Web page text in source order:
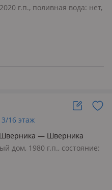
г.п., поливная вода: нет,
в тихом и живописном
находится лес, пруд
3/16 этаж
— Шверника
дом, 1980 г.п., состояние: